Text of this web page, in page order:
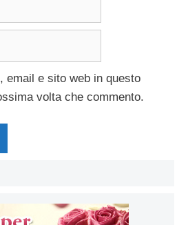
email e sito web in questo
volta che commento.